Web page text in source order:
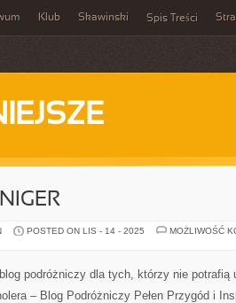
Klub Skawinski Spis Treści
POSTED ON LIS - 14 - 2025
MOŻLIWOŚĆ
podróżniczy dla tych, którzy nie
– Blog Podróżniczy Pełen Przygód i